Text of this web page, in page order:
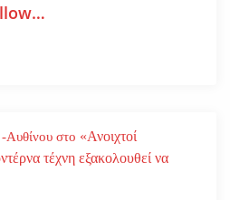
-Αυθίνου στο «Ανοιχτοί
τέχνη εξακολουθεί να